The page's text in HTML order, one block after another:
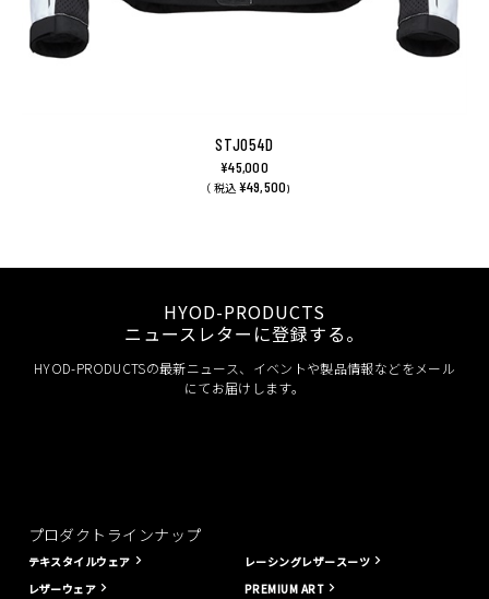
STJ054D
¥45,000
（ 税込 ¥49,500)
HYOD-PRODUCTS
ニュースレターに登録する。
HYOD-PRODUCTSの最新ニュース、イベントや製品情報などをメール
にてお届けします。
プロダクトラインナップ
テキスタイルウェア
レザーウェア
レーシングレザースーツ
PREMIUM ART